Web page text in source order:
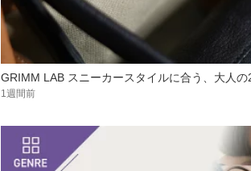
GRIMM LAB スニーカースタイルに合う、大人の
1週間前